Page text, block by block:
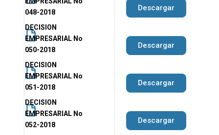
048-2018
Descargar
DECISION
EMPRESARIAL No
050-2018
Descargar
DECISION
EMPRESARIAL No
051-2018
Descargar
DECISION
EMPRESARIAL No
052-2018
Descargar